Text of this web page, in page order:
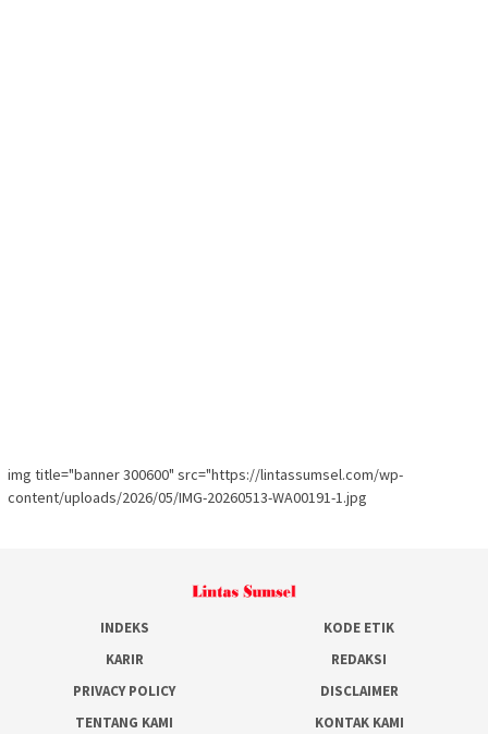
img title="banner 300600" src="https://lintassumsel.com/wp-
content/uploads/2026/05/IMG-20260513-WA00191-1.jpg
INDEKS
KODE ETIK
KARIR
REDAKSI
PRIVACY POLICY
DISCLAIMER
TENTANG KAMI
KONTAK KAMI